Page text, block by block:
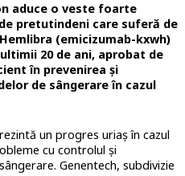
aduce o veste foarte
pretutindeni care suferă de
(emicizumab-kxwh)
20 de ani, aprobat de
în prevenirea și
de sângerare în cazul
un progres uriaș în cazul
cu controlul și
Genentech, subdivizie